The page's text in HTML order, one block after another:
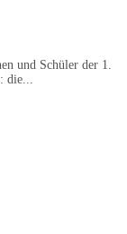
und Schüler der 1.
die...